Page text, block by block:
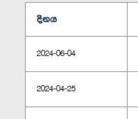
දිනය
2024-06-04
2024-04-25